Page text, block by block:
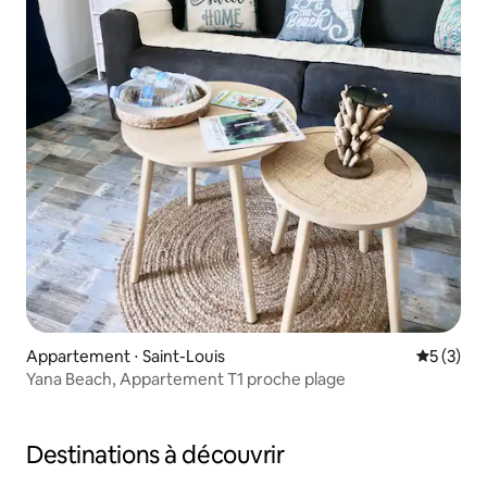
Appartement ⋅ Saint-Louis
5 (3)
Yana Beach, Appartement T1 proche plage
Destinations à découvrir